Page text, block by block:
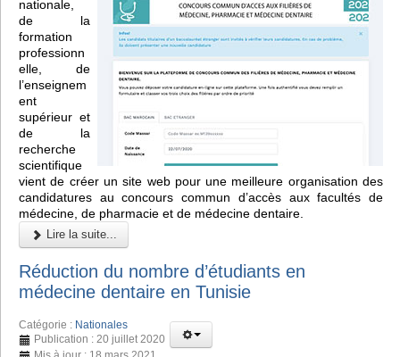
nationale,
de la
formation
professionn
elle, de
l’enseignem
ent
supérieur et
de la
recherche
scientifique
vient de créer un site web pour une meilleure organisation des
candidatures au concours commun d’accès aux facultés de
médecine, de pharmacie et de médecine dentaire.
Lire la suite...
Réduction du nombre d’étudiants en
médecine dentaire en Tunisie
Catégorie : Nationales
Publication : 20 juillet 2020